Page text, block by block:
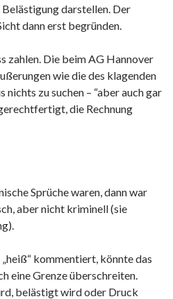
darstellen. Der
dann erst begründen.
zahlen. Die beim AG Hannover
wie die des klagenden
zu suchen – “aber auch gar
die Rechnung
Sprüche waren, dann war
aber nicht kriminell (sie
kommentiert, könnte das
eine Grenze überschreiten.
belästigt wird oder Druck